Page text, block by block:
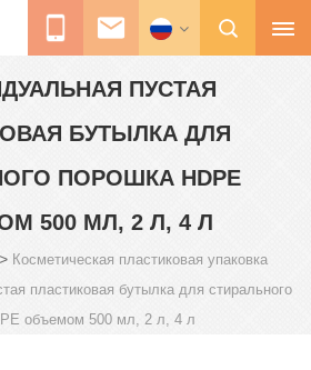
ПУСТАЯ
БУТЫЛКА ДЛЯ
ПОРОШКА HDPE
500 МЛ, 2 Л, 4 Л
> Косметическая пластиковая упаковка
пластиковая бутылка для стирального
объемом 500 мл, 2 л, 4 л